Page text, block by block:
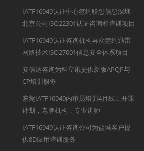
IATF16949认证中心签约联想信息深圳
北京公司ISO22301认证咨询和培训项目
IATF16949认证咨询机构再次签约迅雷
网络技术ISO27001信息安全体系项目
安信达咨询为科立讯提供新版APQP与
CP培训服务
东莞IATF16949内审员培训4月线上开课
计划，老牌机构，专业讲师
IATF16949认证咨询公司为盐城客户提
供8D应用培训服务